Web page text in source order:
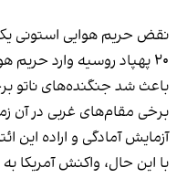
نقض حریم هوایی استونی
۲۰ پهپاد روسیه وارد حریم هوایی لهستان شدند،
باعث شد جنگنده‌های ناتو
برخی مقام‌های غربی در آن
آزمایش آمادگی و اراده این
با این حال، واکنش آمریکا